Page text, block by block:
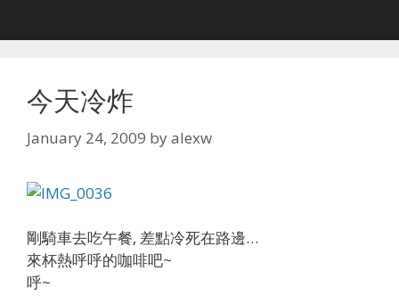
今天冷炸
January 24, 2009 byalexw
剛騎車去吃午餐, 差點冷死在路邊…
來杯熱呼呼的咖啡吧~
呼~